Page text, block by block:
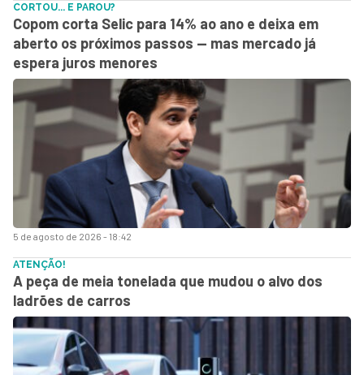
5 de agosto de 2026 - 18:42
CORTOU... E PAROU?
Copom corta Selic para 14% ao ano e deixa em
aberto os próximos passos — mas mercado já
espera juros menores
ATENÇÃO!
A peça de meia tonelada que mudou o alvo dos
ladrões de carros